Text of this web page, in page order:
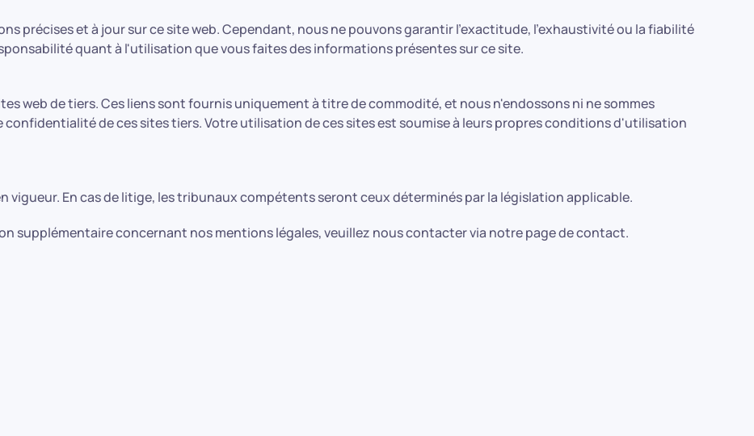
précises et à jour sur ce site web. Cependant, nous ne pouvons garantir l'exactitude, l'exhaustivité ou la fiabilité
quant à l'utilisation que vous faites des informations présentes sur ce site.
web de tiers. Ces liens sont fournis uniquement à titre de commodité, et nous n'endossons ni ne sommes
de ces sites tiers. Votre utilisation de ces sites est soumise à leurs propres conditions d'utilisation
vigueur. En cas de litige, les tribunaux compétents seront ceux déterminés par la législation applicable.
supplémentaire concernant nos mentions légales, veuillez nous contacter via notre page de contact.